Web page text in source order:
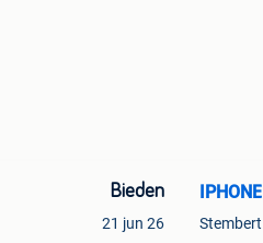
Bieden
21 jun 26
IPHONE
Stembert